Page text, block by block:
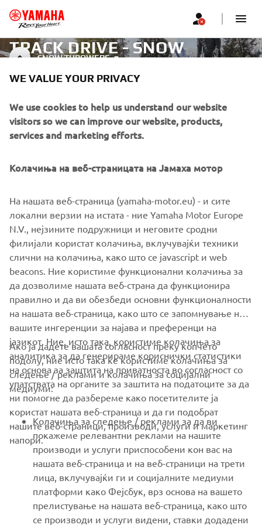
SNOW THROWERS
TRACK DRIVE - SNOW
CORPORATE
SUPPORT
NEWSLETTER
Be the first one to learn about latest deals, special events, new
releases and much more
SUBSCRIBE
Read our Privacy Policy to learn how we process your personal
data:Privacy policy
North Macedonia (Macedonian)
© Copyright - 2026 Yamaha Motor Europe N.V. - All Rights
Reserved
WE VALUE YOUR PRIVACY
We use cookies to help us understand our website
visitors so we can improve our website, products,
services and marketing efforts.
Колачиња на веб-страницата на Јамаха мотор
На нашата веб-страница (yamaha-motor.eu) - и сите
локални верзии на истата - ние Yamaha Motor Europe
N.V., нејзините подружници и неговите сродни
филијали користат колачиња, вклучувајќи техники
слични на колачиња, како што се javascript и web
beacons. Ние користиме функционални колачиња за
да дозволиме нашата веб-страна да функционира
правилно и да ви обезбеди основни функционалности
на нашата веб-страница, како што се запомнување на
вашите ингеренции за најава и преференци на
јазикот. Ние, исто така, користиме колачиња за
аналитика за да генерираме кориснички статистики
на основа за заштита на приватноста во согласност со
упатствата на органите за заштита на податоците за да
ни помогне да разбереме како посетителите ја
користат нашата веб-страница и да ги подобрат
нашите веб-страници, производи, услуги и маркетинг
напори.
Ако ја дадете вашата согласност преку копчето
подолу, ние исто така ќе користиме колачиња за
следење / реклами и колачиња за социјални
медиуми:
Колачиња за следење / реклами за да ви
покажеме релевантни реклами на нашите
производи и услуги приспособени кон вас на
нашата веб-страница и на веб-страници на трети
лица, вклучувајќи ги и социјалните медиуми
платформи како Фејсбук, врз основа на вашето
прелистување на нашата веб-страница, како што
се производи и услуги видени, ставки додадени